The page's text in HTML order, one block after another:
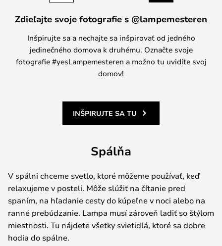
Zdieľajte svoje fotografie s @lampemesteren
Inšpirujte sa a nechajte sa inšpirovať od jedného
jedinečného domova k druhému. Označte svoje
fotografie #yesLampemesteren a možno tu uvidíte svoj
domov!
INŠPIRUJTE SA TU
Spálňa
V spálni chceme svetlo, ktoré môžeme používať, keď
relaxujeme v posteli. Môže slúžiť na čítanie pred
spaním, na hľadanie cesty do kúpeľne v noci alebo na
ranné prebúdzanie. Lampa musí zároveň ladiť so štýlom
miestnosti. Tu nájdete všetky svietidlá, ktoré sa dobre
hodia do spálne.